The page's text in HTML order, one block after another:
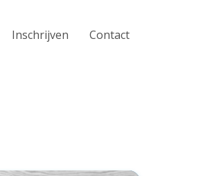
Inschrijven Contact